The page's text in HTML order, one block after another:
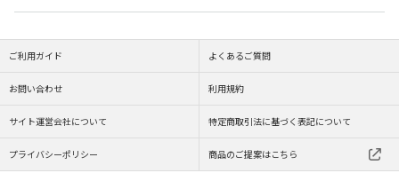
ご利用ガイド よくあるご質問
お問い合わせ 利用規約
サイト運営会社について 特定商取引法に基づく表記について
プライバシーポリシー 商品のご提案はこちら